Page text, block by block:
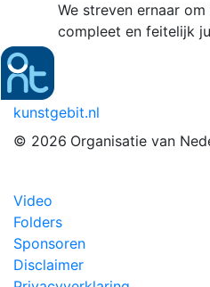
We streven ernaar
compleet en feitelijk
kunstgebit.nl
© 2026 Organisatie van
Video
Folders
Sponsoren
Disclaimer